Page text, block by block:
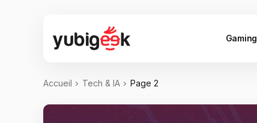
Gaming
Accueil Tech & IA Page 2